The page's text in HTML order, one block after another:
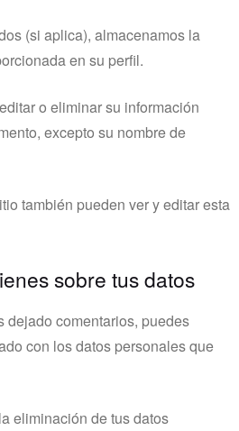
(si aplica), almacenamos la
en su perfil.
o eliminar su información
excepto su nombre de
también pueden ver y editar esta
sobre tus datos
dejado comentarios, puedes
con los datos personales que
eliminación de tus datos